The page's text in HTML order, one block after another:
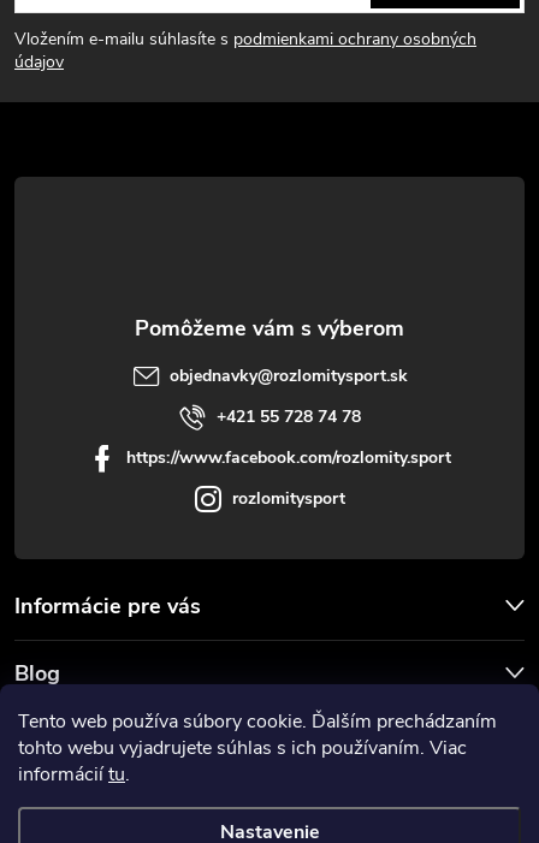
Tento web používa súbory cookie. Ďalším prechádzaním
tohto webu vyjadrujete súhlas s ich používaním. Viac
informáciítu.
Nastavenie
á
p
t
Vložením e-mailu súhlasíte s podmienkami ochrany osobných
údajov
objednavky@rozlomitysport.sk
+421 55 728 74 78
https://www.facebook.com/rozlomity.sport
rozlomitysport
Informácie pre vás
Blog
Prijímame online platby